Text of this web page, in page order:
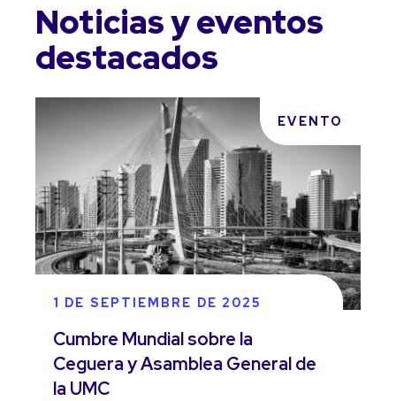
Noticias y eventos
destacados
EVENTO
1 DE SEPTIEMBRE DE 2025
Cumbre Mundial sobre la
Ceguera y Asamblea General de
la UMC